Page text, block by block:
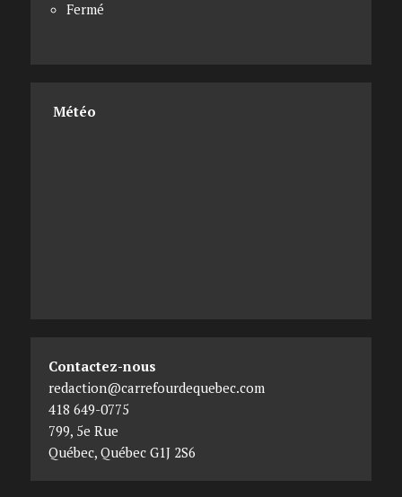
Fermé
Météo
Contactez-nous
redaction@carrefourdequebec.com
418 649-0775
799, 5e Rue
Québec, Québec G1J 2S6